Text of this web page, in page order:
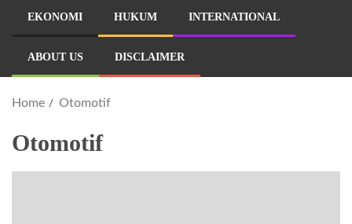
EKONOMI HUKUM INTERNATIONAL
ABOUT US DISCLAIMER
Home Otomotif
Otomotif